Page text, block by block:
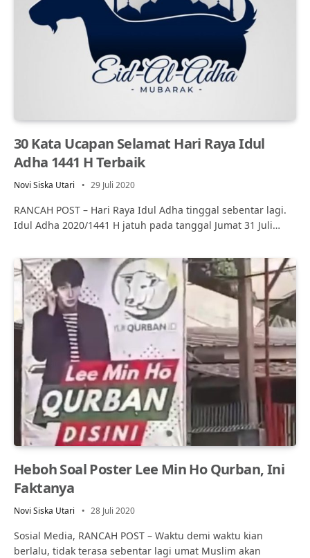
30 Kata Ucapan Selamat Hari Raya Idul
Adha 1441 H Terbaik
Novi Siska Utari 29 Juli 2020
RANCAH POST – Hari Raya Idul Adha tinggal sebentar lagi.
Idul Adha 2020/1441 H jatuh pada tanggal Jumat 31 Juli…
Heboh Soal Poster Lee Min Ho Qurban, Ini
Faktanya
Novi Siska Utari 28 Juli 2020
Sosial Media, RANCAH POST – Waktu demi waktu kian
berlalu, tidak terasa sebentar lagi umat Muslim akan